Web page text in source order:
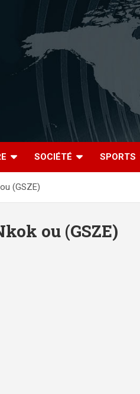
SOCIÉTÉ SPORTS
(GSZE)
ou (GSZE)